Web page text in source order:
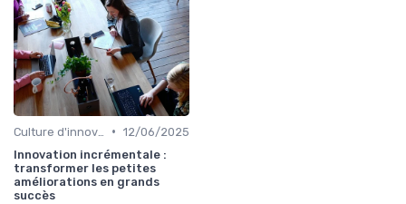
• 12/06/2025
Innovation incrémentale :
transformer les petites
améliorations en grands
succès